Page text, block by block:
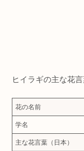
ヒイラギの主な花
花の名前
学名
主な花言葉（日本）